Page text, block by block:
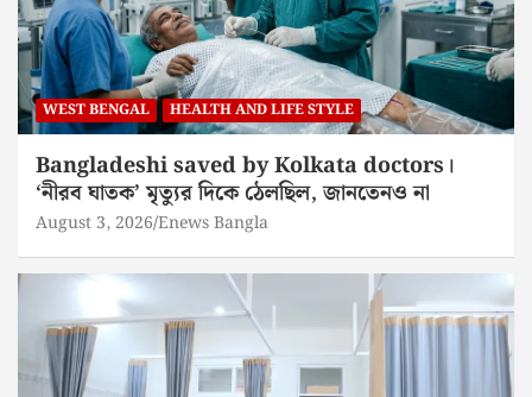
WEST BENGAL HEALTH AND LIFE STYLE
Bangladeshi saved by Kolkata doctors।
‘নীরব ঘাতক’ মৃত্যুর দিকে ঠেলছিল, জানতেনও না
August 3, 2026 Enews Bangla